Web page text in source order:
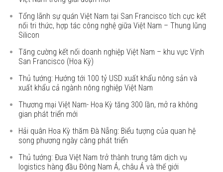
Tổng lãnh sự quán Việt Nam tại San Francisco tích cực kết
nối tri thức, hợp tác công nghệ giữa Việt Nam – Thung lũng
Silicon
Tăng cường kết nối doanh nghiệp Việt Nam – khu vực Vịnh
San Francisco (Hoa Kỳ)
Thủ tướng: Hướng tới 100 tỷ USD xuất khẩu nông sản và
xuất khẩu cả ngành nông nghiệp Việt Nam
Thương mại Việt Nam- Hoa Kỳ tăng 300 lần, mở ra không
gian phát triển mới
Hải quân Hoa Kỳ thăm Đà Nẵng: Biểu tượng của quan hệ
song phương ngày càng phát triển
Thủ tướng: Đưa Việt Nam trở thành trung tâm dịch vụ
logistics hàng đầu Đông Nam Á, châu Á và thế giới